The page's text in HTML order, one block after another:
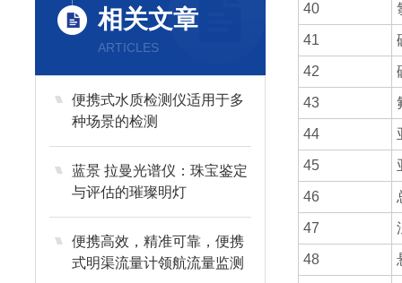
相关文章
ARTICLES
便携式水质检测仪适用于多
种场景的检测
蓝景 拉曼光谱仪：珠宝鉴定
与评估的璀璨明灯
便携高效，精准可靠，便携
式明渠流量计领航流量监测
40
41
42
43
44
45
46
47
48